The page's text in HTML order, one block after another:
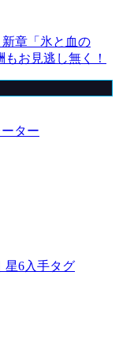
章「氷と血の
お見逃し無く！
ター
星6入手タグ